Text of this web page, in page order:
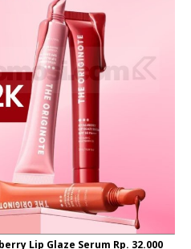
Lip Glaze Serum Rp. 32.000